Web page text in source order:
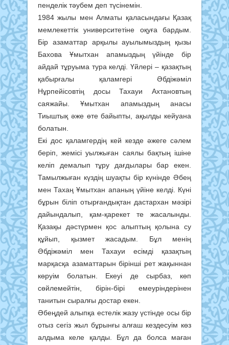
пенделік тәубем деп түсінемін.
1984 жылы мен Алматы қаласындағы Қазақ
мемлекеттік университетіне оқуға бардым.
Бір азаматтар арқылы ауылымыздың қызы
Бахова Ұмытхан апамыздың үйінде бір
айдай тұруыма тура келді. Үйлері – қазақтың
қабырғалы қаламгері Әбдіжәміл
Нұрпейісовтің досы Тахауи Ахтановтың
саяжайы. Ұмытхан апамыздың анасы
Тиыштық әже өте байыпты, ақылды кейуана
болатын.
Екі дос қаламгердің кей кезде әжеге сәлем
беріп, жемісі уылжыған саялы бақтың ішіне
келіп демалып тұру дағдылары бар екен.
Тамылжыған күздің шуақты бір күнінде Әбең
мен Тахаң Ұмытхан апаның үйіне келді. Күні
бұрын біліп отырғандықтан дастархан мәзірі
дайындалып, қам-қарекет те жасалынды.
Қазақы дәстүрмен қос алыптың қолына су
құйып, қызмет жасадым. Бұл менің
Әбдіжәміл мен Тахауи есімді қазақтың
марқасқа азаматтарын бірінші рет жақыннан
көруім болатын. Екеуі де сырбаз, көп
сөйлемейтін, бірін-бірі емеуріндерінен
танитын сыралғы достар екен.
Әбеңдей алыпқа естелік жазу үстінде осы бір
отыз сегіз жыл бұрынғы алғаш кездесуім көз
алдыма келе қалды. Бұл да болса маған